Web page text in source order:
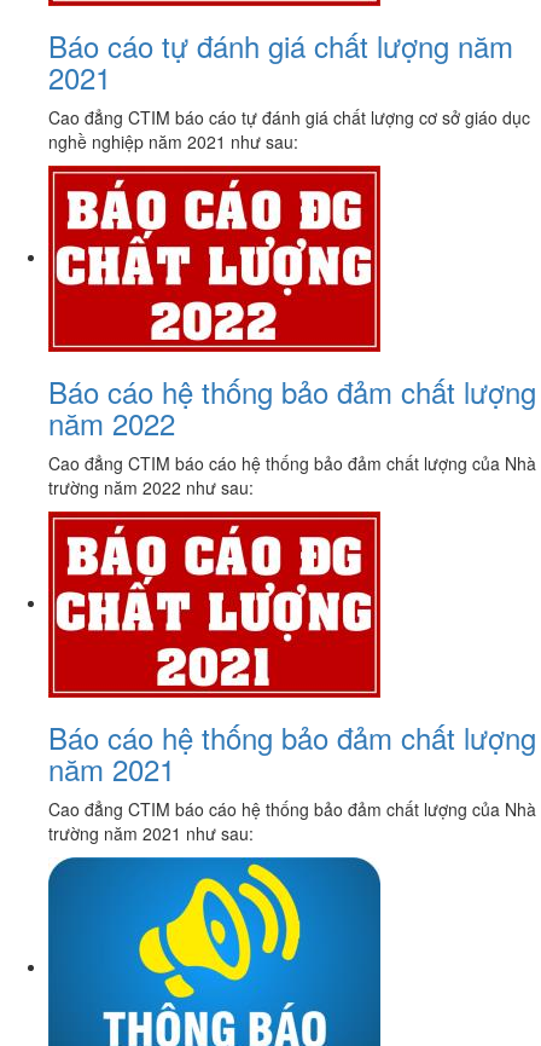
Báo cáo tự đánh giá chất lượng năm
2021
Cao đẳng CTIM báo cáo tự đánh giá chất lượng cơ sở giáo dục
nghề nghiệp năm 2021 như sau:
Báo cáo hệ thống bảo đảm chất lượng
năm 2022
Cao đẳng CTIM báo cáo hệ thống bảo đảm chất lượng của Nhà
trường năm 2022 như sau:
Báo cáo hệ thống bảo đảm chất lượng
năm 2021
Cao đẳng CTIM báo cáo hệ thống bảo đảm chất lượng của Nhà
trường năm 2021 như sau: